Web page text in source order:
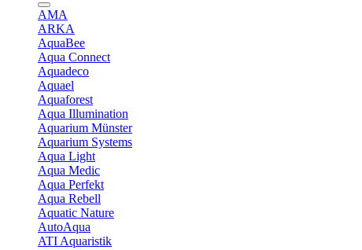
AMA
ARKA
AquaBee
Aqua Connect
Aquadeco
Aquael
Aquaforest
Aqua Illumination
Aquarium Münster
Aquarium Systems
Aqua Light
Aqua Medic
Aqua Perfekt
Aqua Rebell
Aquatic Nature
AutoAqua
ATI Aquaristik